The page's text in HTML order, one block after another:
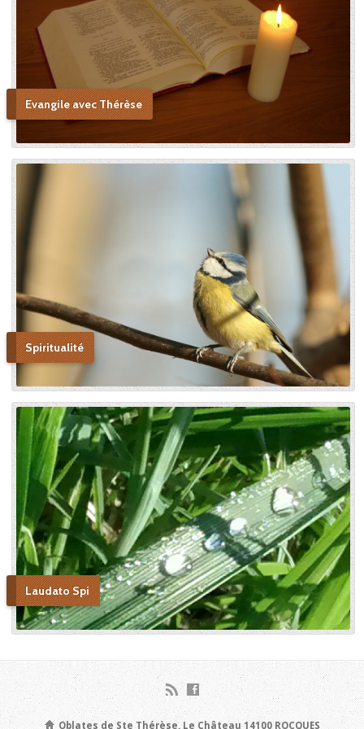
me persuader que j’ai vu la
copie. » Après sa mort, c’est
Céline qui plaida sa cause en
canonisation en défendant
au procès ecclésiastique sa «
petite voie » si novatrice : « Ce
autels, mais l’instrument dont
le bon Dieu s’était servi pour
montrer aux âmes “la voie de
l’enfance spirituelle” afin qu’il
produise tout l’effet pour
lequel il avait été créé. » En
promulguant le décret sur
l’héroïcité des vertus de
Thérèse, le pape Benoît XV
saluera cette « voie de la
confiance et de l’abandon ».
Bonne lecture pour aller de
découvertes en découvertes.
« Autobiographie de la sœur
et novice de la Petite
Thérèse. Histoire d’un tison
arraché du feu. » Edition du
Carmel. 386 pages. 20 Euros
Evangile avec Thérèse
Spiritualité
Laudato Spi
Oblates de Ste Thérèse, Le Château 14100 ROCQUES